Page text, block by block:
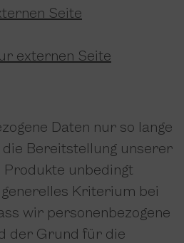
Seite
externen Seite
Daten nur so lange
Bereitstellung unserer
Produkte unbedingt
Kriterium bei
wir personenbezogene
der Grund für die